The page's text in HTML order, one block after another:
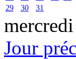
29
30 31
Jour